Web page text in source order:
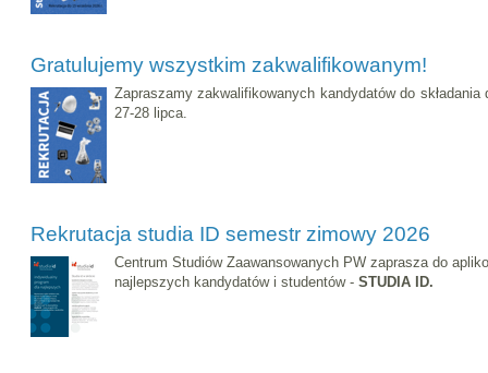
Gratulujemy wszystkim zakwalifikowanym!
Zapraszamy zakwalifikowanych kandydatów do
27-28 lipca.
Rekrutacja studia ID semestr zimowy 2026
Centrum Studiów Zaawansowanych PW zaprasza do
najlepszych kandydatów i studentów - STUDIA ID.